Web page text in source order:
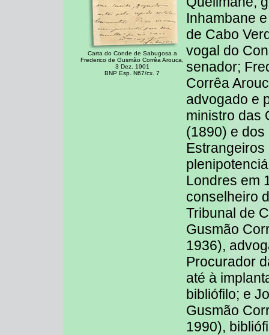
Carta do Conde de Sabugosa a
Frederico de Gusmão Corrêa Arouca,
3 Dez. 1901
BNP Esp. N67/cx. 7
Inhambane
de Cabo
vogal do
senador;
Corrêa
advogado e
ministro das
(1890) e
Londres em
conselheiro
Tribunal de
Gusmão
1936),
Procurador
até à
bibliófilo; e
Gusmão
1990),